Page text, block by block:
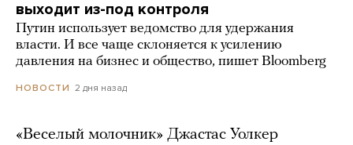
выходит из-под контроля
Путин использует ведомство для удержания
власти. И все чаще склоняется к усилению
давления на бизнес и общество, пишет Bloomberg
НОВОСТИ 2 дня назад
«Веселый молочник» Джастас Уолкер